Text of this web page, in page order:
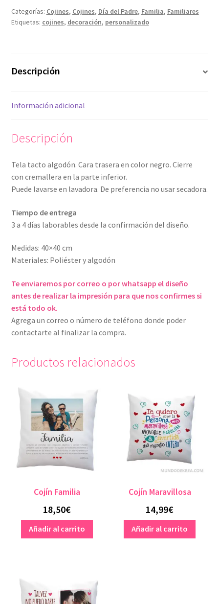
Categorías: Cojines, Cojines, Día del Padre, Familia, Familiares
Etiquetas: cojines, decoración, personalizado
Descripción
Información adicional
Descripción
Tela tacto algodón. Cara trasera en color negro. Cierre
con cremallera en la parte inferior.
Puede lavarse en lavadora. De preferencia no usar secadora.
Tiempo de entrega
3 a 4 días laborables desde la confirmación del diseño.
Medidas: 40×40 cm
Materiales: Poliéster y algodón
Te enviaremos por correo o por whatsapp el diseño
antes de realizar la impresión para que nos confirmes si
está todo ok.
Agrega un correo o número de teléfono donde poder
contactarte al finalizar la compra.
Productos relacionados
Cojín Familia
18,50€
Añadir al carrito
Cojín Maravillosa
14,99€
Añadir al carrito